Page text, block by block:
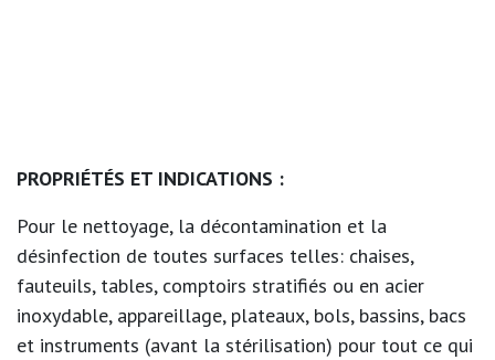
PROPRIÉTÉS ET INDICATIONS :
Pour le nettoyage, la décontamination et la
désinfection de toutes surfaces telles: chaises,
fauteuils, tables, comptoirs stratifiés ou en acier
inoxydable, appareillage, plateaux, bols, bassins, bacs
et instruments (avant la stérilisation) pour tout ce qui